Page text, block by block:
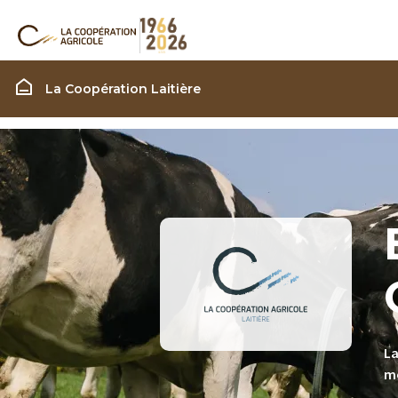
Filière Coopération
La Coopération Laitière